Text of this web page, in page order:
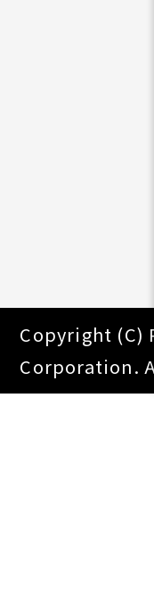
Copyright (C)
Corporation.